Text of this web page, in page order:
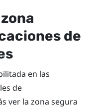
de
en las
de
ver la zona segura